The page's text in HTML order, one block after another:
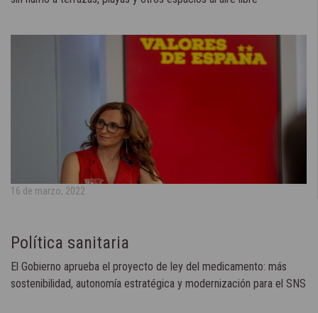
16 de marzo, 2022
Política sanitaria
El Gobierno aprueba el proyecto de ley del medicamento: más
sostenibilidad, autonomía estratégica y modernización para el SNS